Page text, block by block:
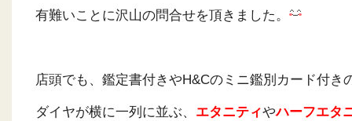
有難いことに沢山の問合せを頂きました。
店頭でも、鑑定書付きやH&Cのミニ鑑別カード付き
ダイヤが横に一列に並ぶ、 エタニティやハーフエタ